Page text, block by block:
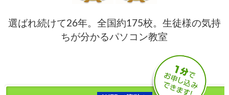
選ばれ続けて26年。全国約175校。生徒様の気持
ちが分かるパソコン教室